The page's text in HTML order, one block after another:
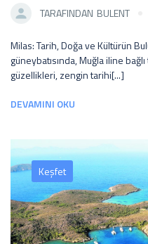
TARAFINDAN BULENT
Milas: Tarih, Doğa ve Kültürün
güneybatısında, Muğla iline
güzellikleri, zengin tarihi[...]
DEVAMINI OKU
Keşfet